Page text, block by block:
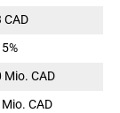
CAD
Mio. CAD
CAD